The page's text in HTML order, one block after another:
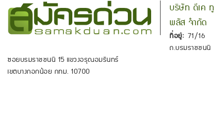
บริษัท ดีเค ทู
พลัส จำกัด
ที่อยู่: 71/16
ถ.บรมราชชนนี
ซอยบรมราชชนนี 15 แขวงอรุณอมรินทร์
เขตบางกอกน้อย กทม. 10700